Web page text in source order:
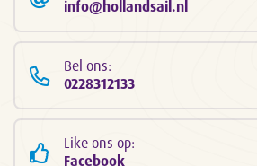
info@hollandsail.nl
Bel ons:
0228312133
Like ons op:
Facebook